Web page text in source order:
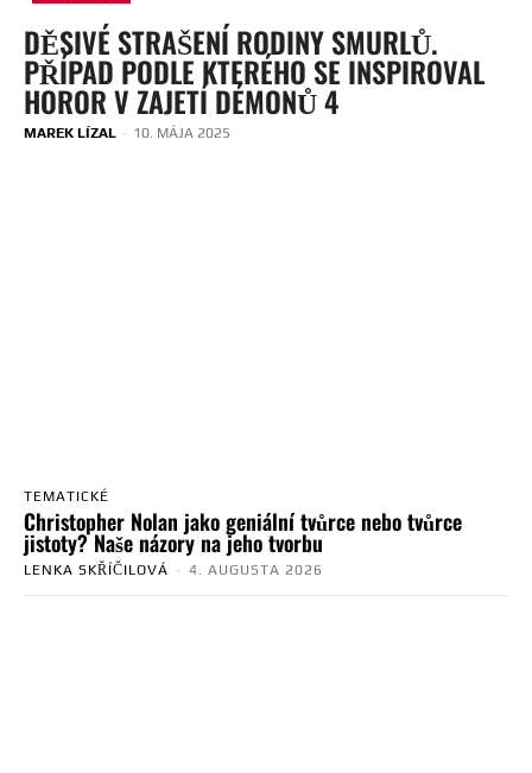
DĚSIVÉ STRAŠENÍ RODINY SMURLŮ.
PŘÍPAD PODLE KTERÉHO SE INSPIROVAL
HOROR V ZAJETÍ DÉMONŮ 4
MAREK LÍZAL - 10. MÁJA 2025
TEMATICKÉ
Christopher Nolan jako geniální tvůrce nebo tvůrce
jistoty? Naše názory na jeho tvorbu
LENKA SKŘÍČILOVÁ - 4. AUGUSTA 2026